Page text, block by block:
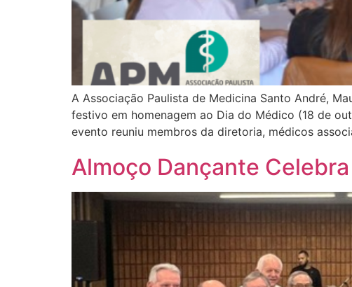
A Associação Paulista de Medicina Santo André,
festivo em homenagem ao Dia do Médico (18 de
evento reuniu membros da diretoria, médicos
Almoço Dançante